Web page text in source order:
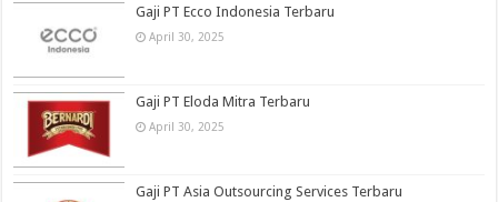
Gaji PT Ecco Indonesia Terbaru
April 30, 2025
Gaji PT Eloda Mitra Terbaru
April 30, 2025
Gaji PT Asia Outsourcing Services Terbaru